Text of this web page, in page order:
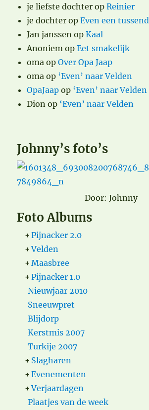
je liefste dochter opReinier
je dochter opEven een
Jan janssen opKaal
Anoniem opEet smakelijk
oma opOver Opa Jaap
oma op ‘Even’ naar Velden
OpaJaap op ‘Even’ naar Velden
Dion op ‘Even’ naar Velden
Johnny’s foto’s
Door: Johnny
Foto Albums
+ Pijnacker 2.0
+ Velden
+ Maasbree
+ Pijnacker 1.0
Nieuwjaar 2010
Sneeuwpret
Blijdorp
Kerstmis 2007
Turkije 2007
+ Slagharen
+ Evenementen
+ Verjaardagen
Plaatjes van de week